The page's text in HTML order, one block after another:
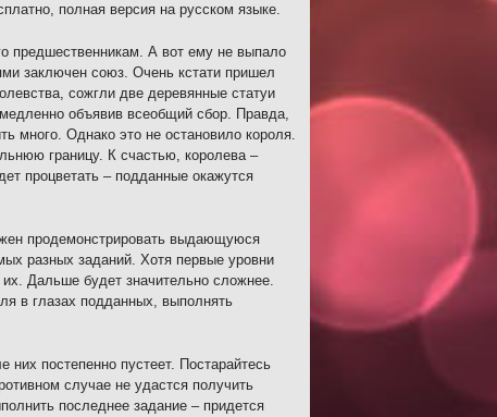
полная версия на русском языке.
предшественникам. А вот ему не выпало
заключен союз. Очень кстати пришел
сожгли две деревянные статуи
объявив всеобщий сбор. Правда,
много. Однако это не остановило короля.
границу. К счастью, королева –
процветать – подданные окажутся
продемонстрировать выдающуюся
разных заданий. Хотя первые уровни
Дальше будет значительно сложнее.
в глазах подданных, выполнять
постепенно пустеет. Постарайтесь
случае не удастся получить
последнее задание – придется